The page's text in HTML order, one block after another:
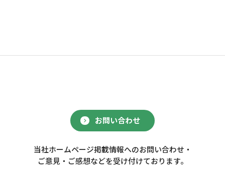
お問い合わせ
当社ホームページ掲載情報へのお問い合わせ・
ご意見・ご感想などを受け付けております。